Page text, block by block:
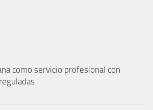
como servicio profesional con